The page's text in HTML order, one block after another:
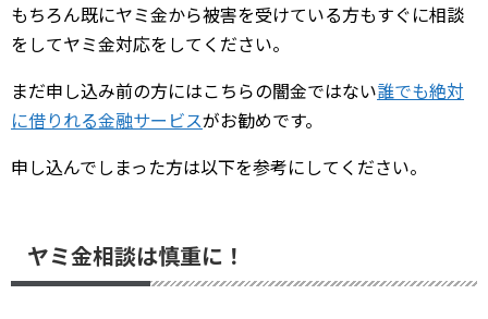
もちろん既にヤミ金から被害を受けている方もすぐに相談
をしてヤミ金対応をしてください。
まだ申し込み前の方にはこちらの闇金ではない誰でも絶対
に借りれる金融サービスがお勧めです。
申し込んでしまった方は以下を参考にしてください。
ヤミ金相談は慎重に！